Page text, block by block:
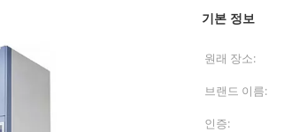
기본 정보
원래 장소:
브랜드 이름:
인증: